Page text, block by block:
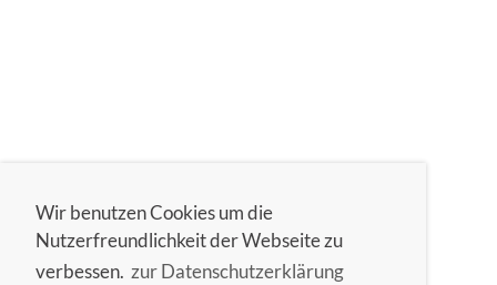
Wir benutzen Cookies um die
Nutzerfreundlichkeit der Webseite zu
verbessen. zur Datenschutzerklärung